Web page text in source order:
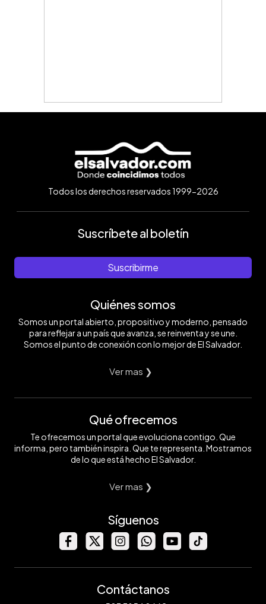
Todos los derechos reservados 1999-2026
Suscríbete al boletín
Suscribirme
Quiénes somos
Somos un portal abierto, propositivo y moderno, pensado
para reflejar a un país que avanza, se reinventa y se une.
Somos el punto de conexión con lo mejor de El Salvador.
Ver mas ❯
Qué ofrecemos
Te ofrecemos un portal que evoluciona contigo. Que
informa, pero también inspira. Que te representa. Mostramos
de lo que está hecho El Salvador.
Ver mas ❯
Síguenos
Contáctanos